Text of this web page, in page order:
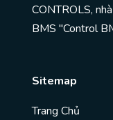
CONTROLS,
BMS "Control
Sitemap
Trang Chủ